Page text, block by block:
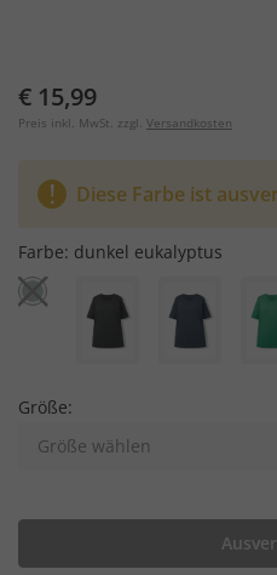
€ 15,99
Preis inkl. MwSt. zzgl. Versandkosten
Diese Farbe ist
Farbe: dunkel eukalyptus
Größe:
Größe wählen